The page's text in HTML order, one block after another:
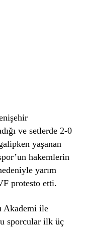
ve setlerde 2-0
yaşanan
hakemlerin
yarım
protesto etti.
Akademi ile
sporcular ilk üç